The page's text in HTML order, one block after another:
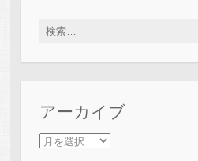
検索:
アーカイブ
アーカイブ